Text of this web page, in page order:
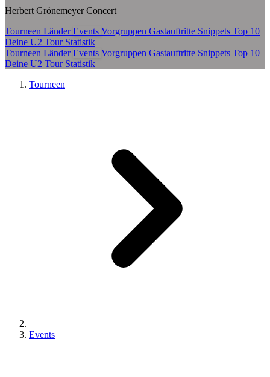
Herbert Grönemeyer Concert
Tourneen LänderEvents Vorgruppen Gastauftritte Snippets Top 10
Deine U2 Tour Statistik
Tourneen LänderEvents Vorgruppen Gastauftritte Snippets Top 10
Deine U2 Tour Statistik
Tourneen
Events